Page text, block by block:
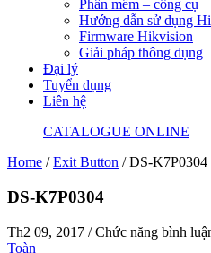
Phần mềm – công cụ
Hướng dẫn sử dụng
Firmware Hikvision
Giải pháp thông dụng
Đại lý
Tuyển dụng
Liên hệ
CATALOGUE ONLINE
Home / Exit Button / DS-K7P0304
DS-K7P0304
Th2 09, 2017 /Chức năng bình
Toàn